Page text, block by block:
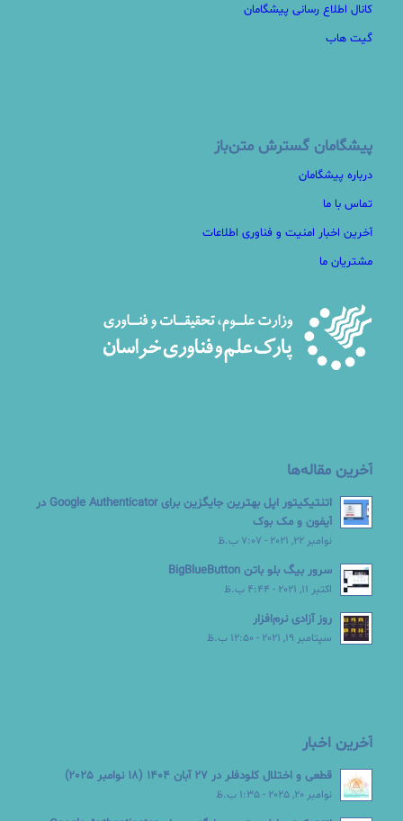
کانال اطلاع رسانی پیشگامان
گیت هاب
پیشگامان گسترش متن‌باز
درباره پیشگامان
تماس با ما
آخرین اخبار امنیت و فناوری اطلاعات
مشتریان ما
آخرین مقاله‌ها
اتنتیکیتور اپل بهترین جایگزین برای Google Authenticator در
آیفون و مک بوک
نوامبر 22, 2021 - 7:07 ب.ظ
سرور بیگ بلو باتن BigBlueButton
اکتبر 11, 2021 - 4:44 ب.ظ
روز آزادی نرم‌افزار
سپتامبر 19, 2021 - 12:50 ب.ظ
آخرین اخبار
قطعی و اختلال کلودفلر در 27 آبان 1404 (18 نوامبر 2025)
نوامبر 20, 2025 - 1:35 ب.ظ